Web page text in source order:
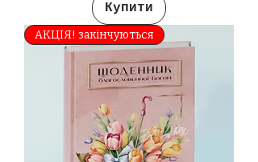
Купити
АКЦІЯ! закінчуються